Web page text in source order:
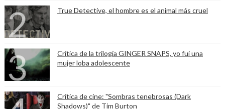
True Detective, el hombre es el animal más cruel
Crítica de la trilogía GINGER SNAPS, yo fui una
mujer loba adolescente
Crítica de cine: "Sombras tenebrosas (Dark
Shadows)" de Tim Burton